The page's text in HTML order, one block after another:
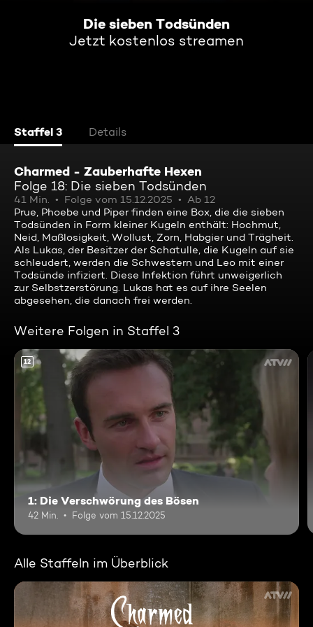
Die sieben Todsünden
Jetzt kostenlos streamen
Staffel 3 Details
Charmed - Zauberhafte Hexen
Folge 18: Die sieben Todsünden
41 Min. Folge vom 15.12.2025
Ab 12
Prue, Phoebe und Piper finden eine Box, die die sieben
Todsünden in Form kleiner Kugeln enthält: Hochmut,
Neid, Maßlosigkeit, Wollust, Zorn, Habgier und Trägheit.
Als Lukas, der Besitzer der Schatulle, die Kugeln auf sie
schleudert, werden die Schwestern und Leo mit einer
Todsünde infiziert. Diese Infektion führt unweigerlich
zur Selbstzerstörung. Lukas hat es auf ihre Seelen
abgesehen, die danach frei werden.
Weitere Folgen in Staffel 3
12
1: Die Verschwörung des Bösen
42 Min. Folge vom 15.12.2025
Alle Staffeln im Überblick